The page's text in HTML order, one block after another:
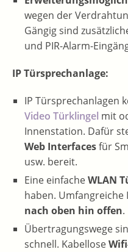
wegen der
Gängig sind
und PIR-Alarm-
IP Türsprechanlage:
IP Türsprechanlagen
Video Türklingel mit
Innenstation. Dafür
Web Interfacesfür
usw. bereit.
Eine einfacheWLAN
haben.
nach oben hin offen.
Übertragungswege
schnell. Kabellose